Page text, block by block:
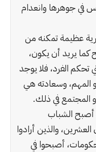
في جوهرها وانعدام
عظيمة تمكنه من
يريد أن يكون،
تحكم الفرد، فلا يوجد
المهم، وسعادته هي
المجتمع في ذلك.
أصبح الشباب
والذين أرادوا
أصبحوا في